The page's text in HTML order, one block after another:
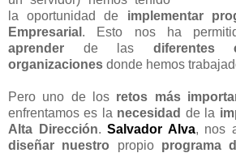
la oportunidad de implementar
Empresarial . Esto nos ha
aprender de las
organizaciones donde hemos
Pero uno de los retos más
enfrentamos es la necesidad de la
Alta Dirección.Salvador Alva, nos
diseñar nuestro propio programa